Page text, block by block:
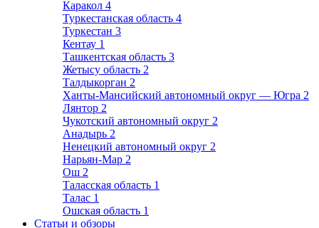
Каракол 4
Туркестанская область 4
Туркестан 3
Кентау 1
Ташкентская область 3
Жетысу область 2
Талдыкорган 2
Ханты-Мансийский автономный округ — Югра 2
Лянтор 2
Чукотский автономный округ 2
Анадырь 2
Ненецкий автономный округ 2
Нарьян-Мар 2
Ош 2
Таласская область 1
Талас 1
Ошская область 1
Статьи и обзоры